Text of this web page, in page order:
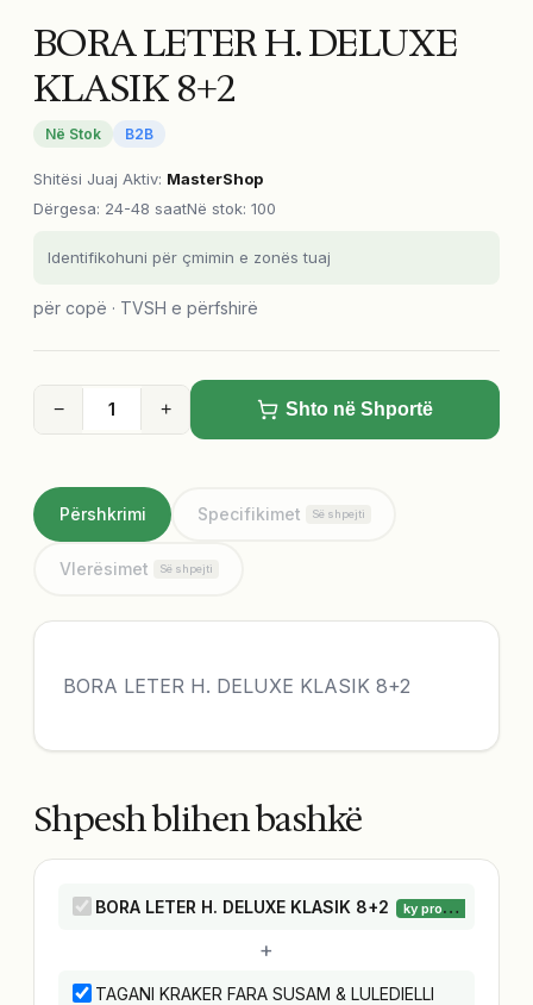
BORA LETER H. DELUXE
KLASIK 8+2
Në Stok B2B
Shitësi Juaj Aktiv: MasterShop
Dërgesa: 24-48 saatNë stok: 100
Identifikohuni për çmimin e zonës tuaj
për copë · TVSH e përfshirë
− + Shto në Shportë
Përshkrimi Specifikimet Së shpejti
Vlerësimet Së shpejti
BORA LETER H. DELUXE KLASIK 8+2
Shpesh blihen bashkë
BORA LETER H. DELUXE KLASIK 8+2 ky produkt
+
TAGANI KRAKER FARA SUSAM & LULEDIELLI